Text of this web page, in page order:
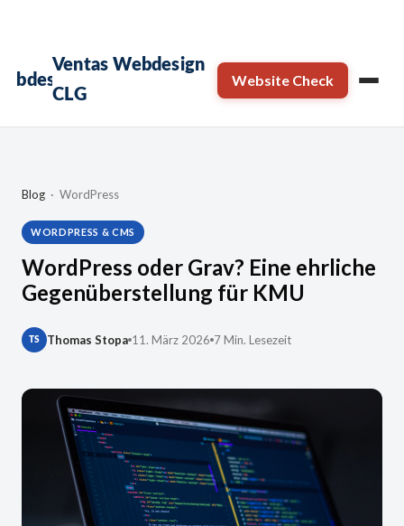
Ventas Webdesign
CLG
Website Check
Blog · WordPress
WORDPRESS & CMS
WordPress oder Grav? Eine ehrliche
Gegenüberstellung für KMU
TS Thomas Stopa 11. März 2026 7 Min. Lesezeit